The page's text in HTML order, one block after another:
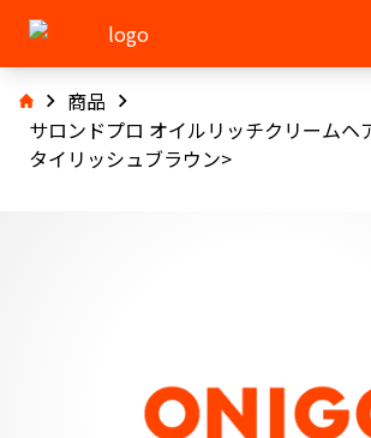
商品
サロンドプロ オイルリッチクリームヘ
タイリッシュブラウン>